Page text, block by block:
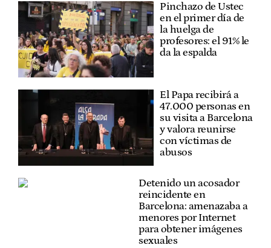
Pinchazo de Ustec
en el primer día de
la huelga de
profesores: el 91% le
da la espalda
El Papa recibirá a
47.000 personas en
su visita a Barcelona
y valora reunirse
con víctimas de
abusos
Detenido un acosador
reincidente en
Barcelona: amenazaba a
menores por Internet
para obtener imágenes
sexuales